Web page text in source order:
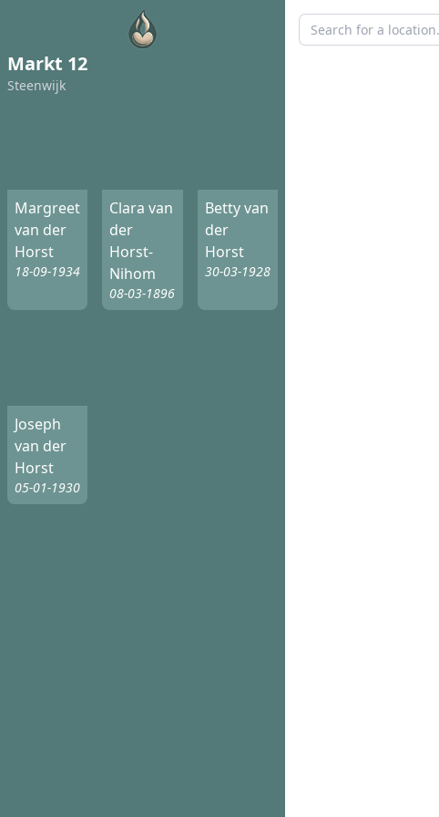
Markt 12
Steenwijk
Margreet
van der
Horst
18-09-1934
Clara van
der
Horst-
Nihom
08-03-1896
Betty van
der
Horst
30-03-1928
Joseph
van der
Horst
05-01-1930